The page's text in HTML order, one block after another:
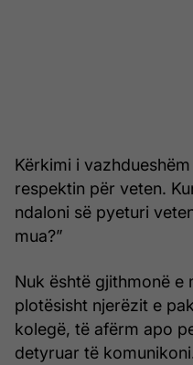
Kërkimi i
respektin për veten.
ndaloni së pyeturi
mua?”
Nuk është gjithmonë e
plotësisht njerëzit e
kolegë, të afërm apo
detyruar të